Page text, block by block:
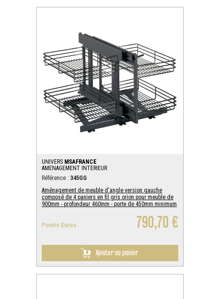
UNIVERS MSAFRANCE
AMENAGEMENT INTERIEUR
Référence : 345GG
Aménagement de meuble d'angle version gauche
composé de 4 paniers en fil gris orion pour meuble de
900mm - profondeur 460mm - porte de 450mm minimum
Points Euros
:
790,70 €
Ajouter au panier